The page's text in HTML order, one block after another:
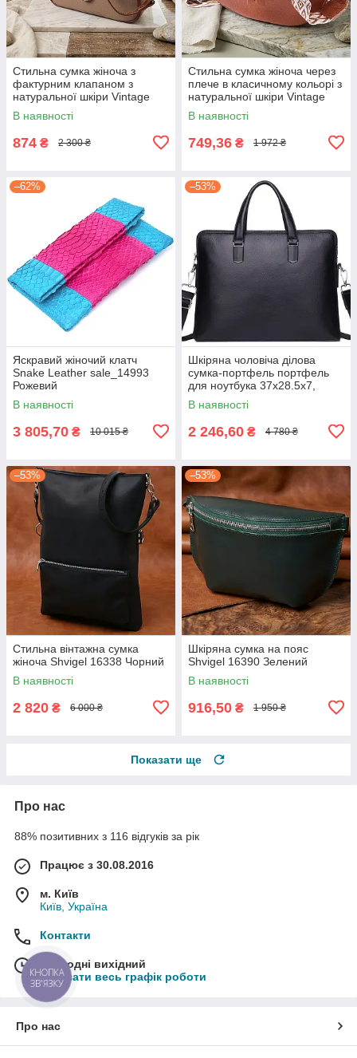
Стильна сумка жіноча з
фактурним клапаном з
натуральної шкіри Vintage
22620 Бежева
В наявності
874 ₴ 2 300 ₴
Стильна сумка жіноча через
плече в класичному кольорі з
натуральної шкіри Vintage
22658 Руда
В наявності
749,36 ₴ 1 972 ₴
–62%
Яскравий жіночий клатч
Snake Leather sale_14993
Рожевий
В наявності
3 805,70 ₴ 10 015 ₴
–53%
Шкіряна чоловіча ділова
сумка-портфель портфель
для ноутбука 37х28.5х7,
дипломат для офіса Tiding
Bag 64028 чорний
В наявності
2 246,60 ₴ 4 780 ₴
–53%
Стильна вінтажна сумка
жіноча Shvigel 16338 Чорний
В наявності
2 820 ₴ 6 000 ₴
–53%
Шкіряна сумка на пояс
Shvigel 16390 Зелений
В наявності
916,50 ₴ 1 950 ₴
Показати ще
Про нас
88% позитивних з 116 відгуків за рік
Працює з 30.08.2016
м. Київ
Київ, Україна
Контакти
Сьогодні вихідний
Показати весь графік роботи
Про нас
КНОПКА
ЗВ'ЯЗКУ